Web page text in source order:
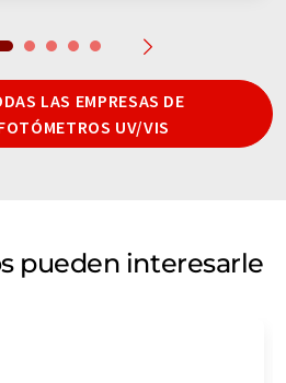
LAS EMPRESAS DE
UV/VIS
pueden interesarle